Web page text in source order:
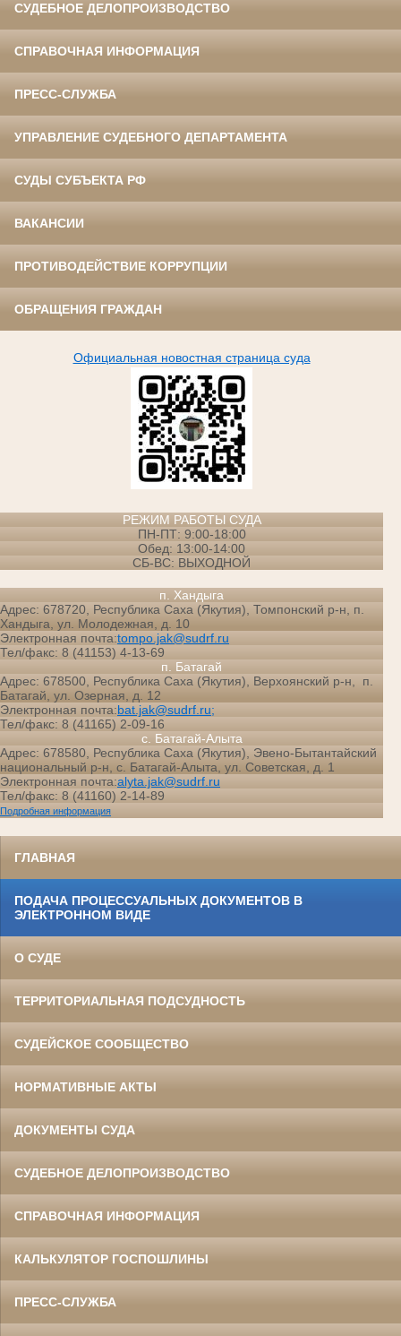
СУДЕБНОЕ ДЕЛОПРОИЗВОДСТВО
СПРАВОЧНАЯ ИНФОРМАЦИЯ
ПРЕСС-СЛУЖБА
УПРАВЛЕНИЕ СУДЕБНОГО ДЕПАРТАМЕНТА
СУДЫ СУБЪЕКТА РФ
ВАКАНСИИ
ПРОТИВОДЕЙСТВИЕ КОРРУПЦИИ
ОБРАЩЕНИЯ ГРАЖДАН
Официальная новостная страница суда
РЕЖИМ РАБОТЫ СУДА
ПН-ПТ: 9:00-18:00
Обед: 13:00-14:00
СБ-ВС: ВЫХОДНОЙ
п. Хандыга
Адрес: 678720, Республика Саха (Якутия), Томпонский р-н, п.
Хандыга, ул. Молодежная, д. 10
Электронная почта:tompo.jak@sudrf.ru
Тел/факс: 8 (41153) 4-13-69
п. Батагай
Адрес: 678500, Республика Саха (Якутия), Верхоянский р-н, п.
Батагай, ул. Озерная, д. 12
Электронная почта:bat.jak@sudrf.ru;
Тел/факс: 8 (41165) 2-09-16
с. Батагай-Алыта
Адрес: 678580, Республика Саха (Якутия), Эвено-Бытантайский
национальный р-н, с. Батагай-Алыта, ул. Советская, д. 1
Электронная почта:alyta.jak@sudrf.ru
Тел/факс: 8 (41160) 2-14-89
Подробная информация
ГЛАВНАЯ
ПОДАЧА ПРОЦЕССУАЛЬНЫХ ДОКУМЕНТОВ В
ЭЛЕКТРОННОМ ВИДЕ
О СУДЕ
ТЕРРИТОРИАЛЬНАЯ ПОДСУДНОСТЬ
СУДЕЙСКОЕ СООБЩЕСТВО
НОРМАТИВНЫЕ АКТЫ
ДОКУМЕНТЫ СУДА
СУДЕБНОЕ ДЕЛОПРОИЗВОДСТВО
СПРАВОЧНАЯ ИНФОРМАЦИЯ
КАЛЬКУЛЯТОР ГОСПОШЛИНЫ
ПРЕСС-СЛУЖБА